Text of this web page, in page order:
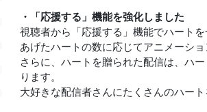
・「応援する」機能を強化しました
視聴者から「応援する」機能でハート
あげたハートの数に応じてアニメーシ
さらに、ハートを贈られた配信は、ハ
ります。
大好きな配信者さんにたくさんのハート